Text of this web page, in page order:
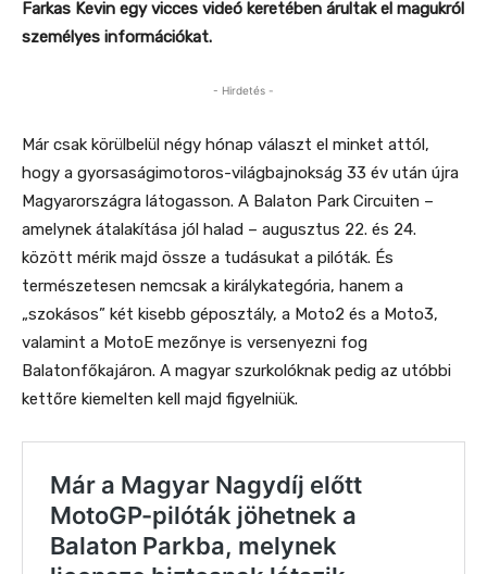
Farkas Kevin egy vicces videó keretében árultak el magukról
személyes információkat.
- Hirdetés -
Már csak körülbelül négy hónap választ el minket attól,
hogy a gyorsaságimotoros-világbajnokság 33 év után újra
Magyarországra látogasson. A Balaton Park Circuiten –
amelynek átalakítása jól halad – augusztus 22. és 24.
között mérik majd össze a tudásukat a pilóták. És
természetesen nemcsak a királykategória, hanem a
„szokásos” két kisebb géposztály, a Moto2 és a Moto3,
valamint a MotoE mezőnye is versenyezni fog
Balatonfőkajáron. A magyar szurkolóknak pedig az utóbbi
kettőre kiemelten kell majd figyelniük.